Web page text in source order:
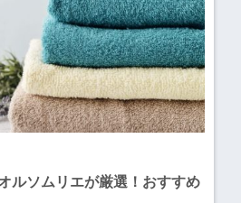
ルソムリエが厳選！おすすめ